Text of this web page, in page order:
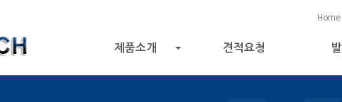
Home
제품소개 견적요청